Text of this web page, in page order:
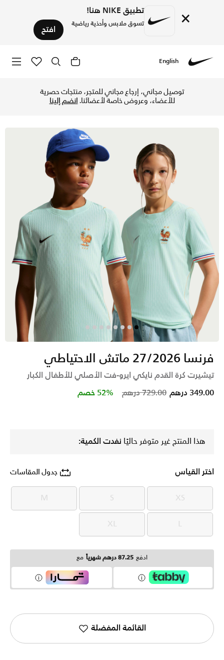
× تطبيق NIKE هنا!
تسوق ملابس وأحذية رياضية افتح
English
توصيل مجاني، إرجاع مجاني للمتجر، منتجات حصرية
للأعضاء، وعروض خاصة لأعضائنا.انضم إلينا
فرنسا 27/2026 ماتش الاحتياطي
تيشيرت كرة القدم نايكي ايرو-فت الأصلي للأطفال الكبار
Price reduced from
729.00 درهم to 349.00 درهم 52% خصم
هذا المنتج غير متوفر حاليًا نفدت الكمية:
اختر القياس جدول المقاسات
XS
XS
S
S
M
M
L
L
XL
XL
ادفع 87.25 درهم شهرياً مع
القائمة المفضلة